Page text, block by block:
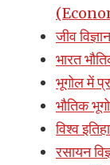
जीव
भारत
भूगोल में
भौतिक
विश्व
रसायन